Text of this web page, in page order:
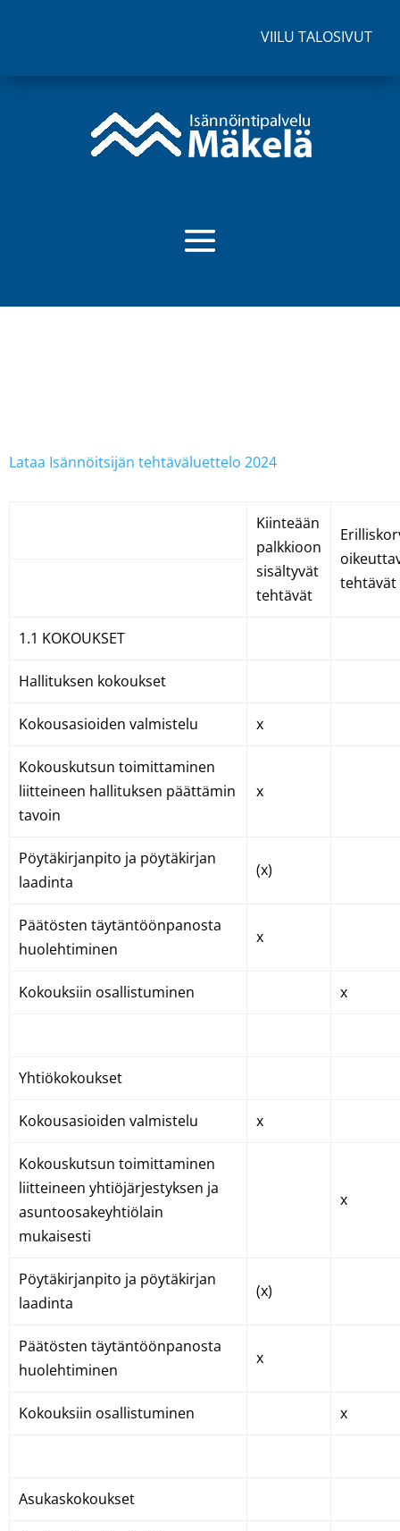
VIILU TALOSIVUT
Lataa Isännöitsijän tehtäväluettelo 2024
Kiinteään
palkkioon
sisältyvät
tehtävät
tehtävät
1.1 KOKOUKSET
Hallituksen kokoukset
Kokousasioiden valmistelu x
Kokouskutsun toimittaminen
liitteineen hallituksen päättämin
tavoin
x
Pöytäkirjanpito ja pöytäkirjan
laadinta
(x)
Päätösten täytäntöönpanosta
huolehtiminen
x
Kokouksiin osallistuminen x
Yhtiökokoukset
Kokousasioiden valmistelu x
Kokouskutsun toimittaminen
liitteineen yhtiöjärjestyksen ja
asuntoosakeyhtiölain
mukaisesti
x
Pöytäkirjanpito ja pöytäkirjan
laadinta
(x)
Päätösten täytäntöönpanosta
huolehtiminen
x
Kokouksiin osallistuminen x
Asukaskokoukset